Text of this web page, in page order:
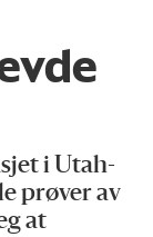
i Utah-
prøver av
at